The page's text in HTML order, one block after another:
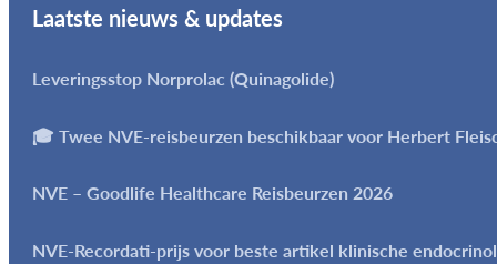
Laatste nieuws & updates
Leveringsstop Norprolac (Quinagolide)
🎓 Twee NVE-reisbeurzen beschikbaar voor Herbert
NVE – Goodlife Healthcare Reisbeurzen 2026
NVE-Recordati-prijs voor beste artikel klinische